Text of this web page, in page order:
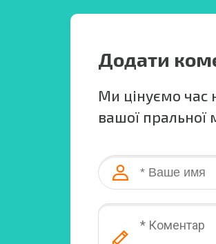
Додати
Ми цінуємо час
вашої